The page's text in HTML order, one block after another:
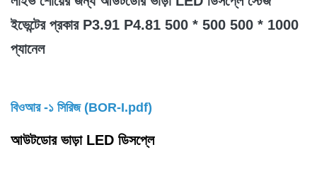
ইভেন্টের প্রকার P3.91 P4.81 500 * 500 500 * 1000
প্যানেল
বিওআর -১ সিরিজ (BOR-I.pdf)
আউটডোর ভাড়া LED ডিসপ্লে